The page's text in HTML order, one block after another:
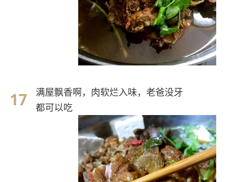
满屋飘香啊，肉软烂入味，老爸没牙
都可以吃